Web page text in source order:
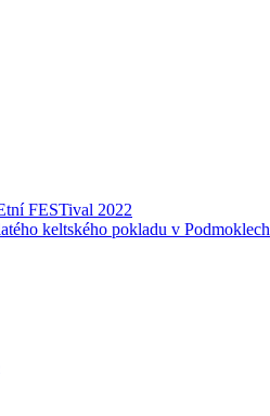
FESTival 2022
keltského pokladu v Podmoklech